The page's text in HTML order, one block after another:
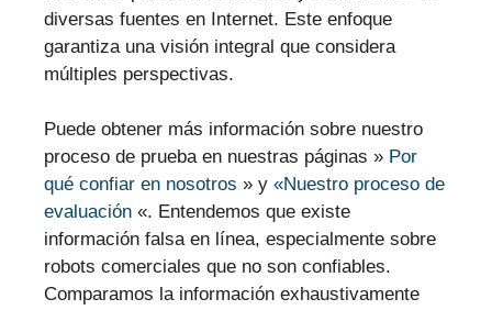
diversas fuentes en Internet. Este enfoque
garantiza una visión integral que considera
múltiples perspectivas.
Puede obtener más información sobre nuestro
proceso de prueba en nuestras páginas » Por
qué confiar en nosotros » y «Nuestro proceso de
evaluación «. Entendemos que existe
información falsa en línea, especialmente sobre
robots comerciales que no son confiables.
Comparamos la información exhaustivamente